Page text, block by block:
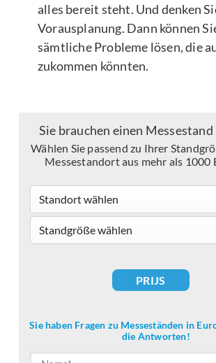
alles bereit steht. Und denken
Vorausplanung. Dann können
sämtliche Probleme lösen, die
zukommen könnten.
Sie brauchen einen Messestand
Wählen Sie passend zu Ihrer
Messestandort aus mehr als 1000
PRIJS
Sie haben Fragen zu Messeständen in
die Antworten!